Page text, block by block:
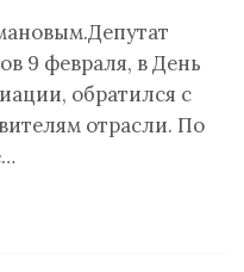
9 февраля, в День
обратился с
отрасли. По